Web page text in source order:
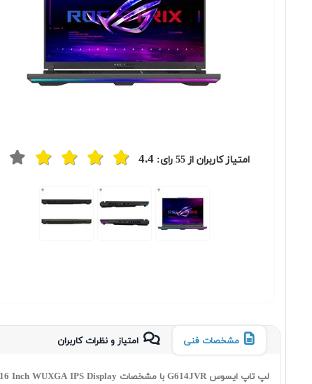
امتیاز کاربران از55رای: 4.4
مشخصات فنی امتیاز و نظرات کاربران
لپ تاپ ایسوس G614JVR با مشخصات Asus ROG strix G16 G614JVR i9 14900HX 16GB 1TB SSD 8GB GeForce RTX4060 with 16 Inch WUXGA IPS Display